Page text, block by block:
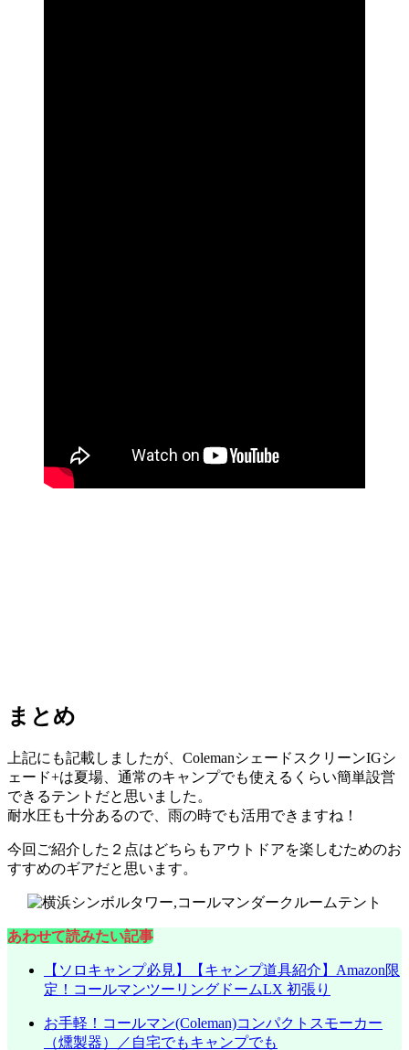
まとめ
上記にも記載しましたが、ColemanシェードスクリーンIGシ
ェード+は夏場、通常のキャンプでも使えるくらい簡単設営
できるテントだと思いました。
耐水圧も十分あるので、雨の時でも活用できますね！
今回ご紹介した２点はどちらもアウトドアを楽しむためのお
すすめのギアだと思います。
あわせて読みたい記事
【ソロキャンプ必見】【キャンプ道具紹介】Amazon限
定！コールマンツーリングドームLX 初張り
お手軽！コールマン(Coleman)コンパクトスモーカー
（燻製器）／自宅でもキャンプでも